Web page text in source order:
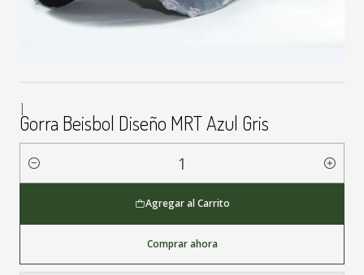
|
Gorra Beisbol Diseño MRT Azul Gris
Cantidad
Agregar al Carrito
Comprar ahora